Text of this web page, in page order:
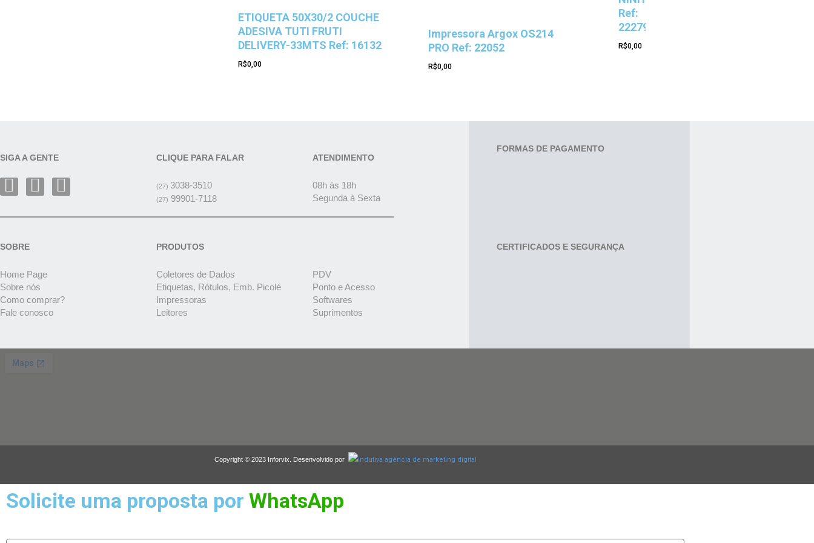
ETIQUETA 50X30/2 COUCHE
ADESIVA TUTI FRUTI
DELIVERY-33MTS Ref: 16132
R$0,00
Impressora Argox OS214
PRO Ref: 22052
R$0,00
Ref:
22279
R$0,00
SIGA A GENTE CLIQUE PARA FALAR
(27) 3038-3510
(27) 99901-7118
ATENDIMENTO
08h às 18h
Segunda à Sexta
SOBRE
Home Page
Sobre nós
Como comprar?
Fale conosco
PRODUTOS
Coletores de Dados
Etiquetas, Rótulos, Emb. Picolé
Impressoras
Leitores
PDV
Ponto e Acesso
Softwares
Suprimentos
FORMAS DE PAGAMENTO
CERTIFICADOS E SEGURANÇA
Copyright © 2023 Inforvix. Desenvolvido por
Solicite uma proposta por WhatsApp